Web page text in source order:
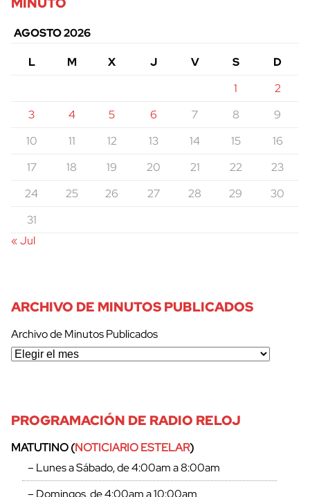
AGOSTO 2026
L
M X J V S
D
1
2
3
4 5 6 7 8
9
10
11 12 13 14 15
16
17
18 19 20 21 22
23
24
25 26 27 28 29
30
31
« Jul
ARCHIVO DE MINUTOS PUBLICADOS
Archivo de Minutos Publicados
PROGRAMACIÓN DE RADIO RELOJ
MATUTINO (NOTICIARIO ESTELAR)
– Lunes a Sábado, de 4:00am a 8:00am
– Domingos, de 4:00am a 10:00am